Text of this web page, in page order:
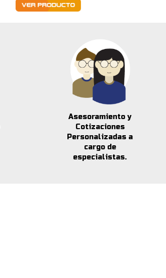
$13.094
Asesoramiento y
Cotizaciones
Personalizadas a
cargo de
especialistas.